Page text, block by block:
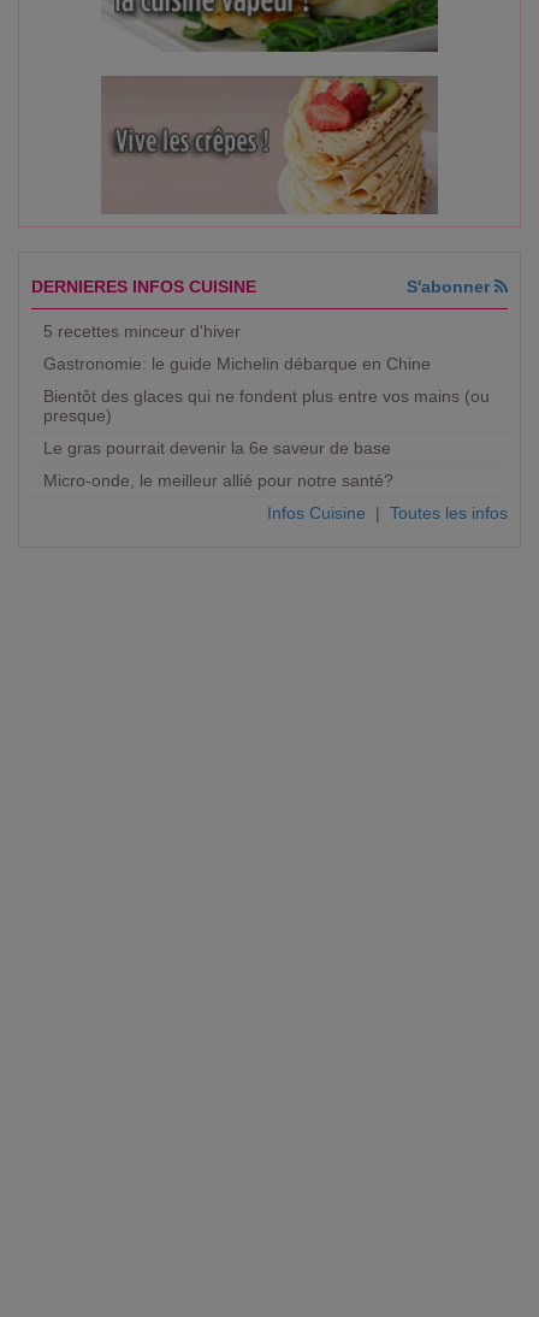
DERNIERES INFOS CUISINE S'abonner
5 recettes minceur d'hiver
Gastronomie: le guide Michelin débarque en Chine
Bientôt des glaces qui ne fondent plus entre vos mains (ou
presque)
Le gras pourrait devenir la 6e saveur de base
Micro-onde, le meilleur allié pour notre santé?
Infos Cuisine | Toutes les infos